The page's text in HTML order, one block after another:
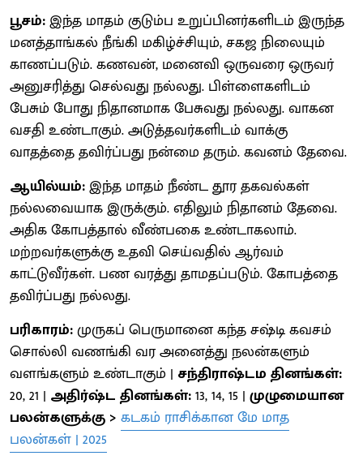
பூசம்:இந்த மாதம் குடும்ப உறுப்பினர்களிடம் இருந்த
மனத்தாங்கல் நீங்கி மகிழ்ச்சியும், சகஜ நிலையும்
காணப்படும். கணவன், மனைவி ஒருவரை ஒருவர்
அனுசரித்து செல்வது நல்லது. பிள்ளைகளிடம்
பேசும் போது நிதானமாக பேசுவது நல்லது. வாகன
வசதி உண்டாகும். அடுத்தவர்களிடம் வாக்கு
வாதத்தை தவிர்ப்பது நன்மை தரும். கவனம் தேவை.
ஆயில்யம்:இந்த மாதம் நீண்ட தூர தகவல்கள்
நல்லவையாக இருக்கும். எதிலும் நிதானம் தேவை.
அதிக கோபத்தால் வீண்பகை உண்டாகலாம்.
மற்றவர்களுக்கு உதவி செய்வதில் ஆர்வம்
காட்டுவீர்கள். பண வரத்து தாமதப்படும். கோபத்தை
தவிர்ப்பது நல்லது.
பரிகாரம்:முருகப் பெருமானை கந்த சஷ்டி கவசம்
சொல்லி வணங்கி வர அனைத்து நலன்களும்
வளங்களும் உண்டாகும் | சந்திராஷ்டம தினங்கள்:
20, 21 | அதிர்ஷ்ட தினங்கள்:13, 14, 15 | முழுமையான
பலன்களுக்கு > கடகம் ராசிக்கான மே மாத
பலன்கள் | 2025